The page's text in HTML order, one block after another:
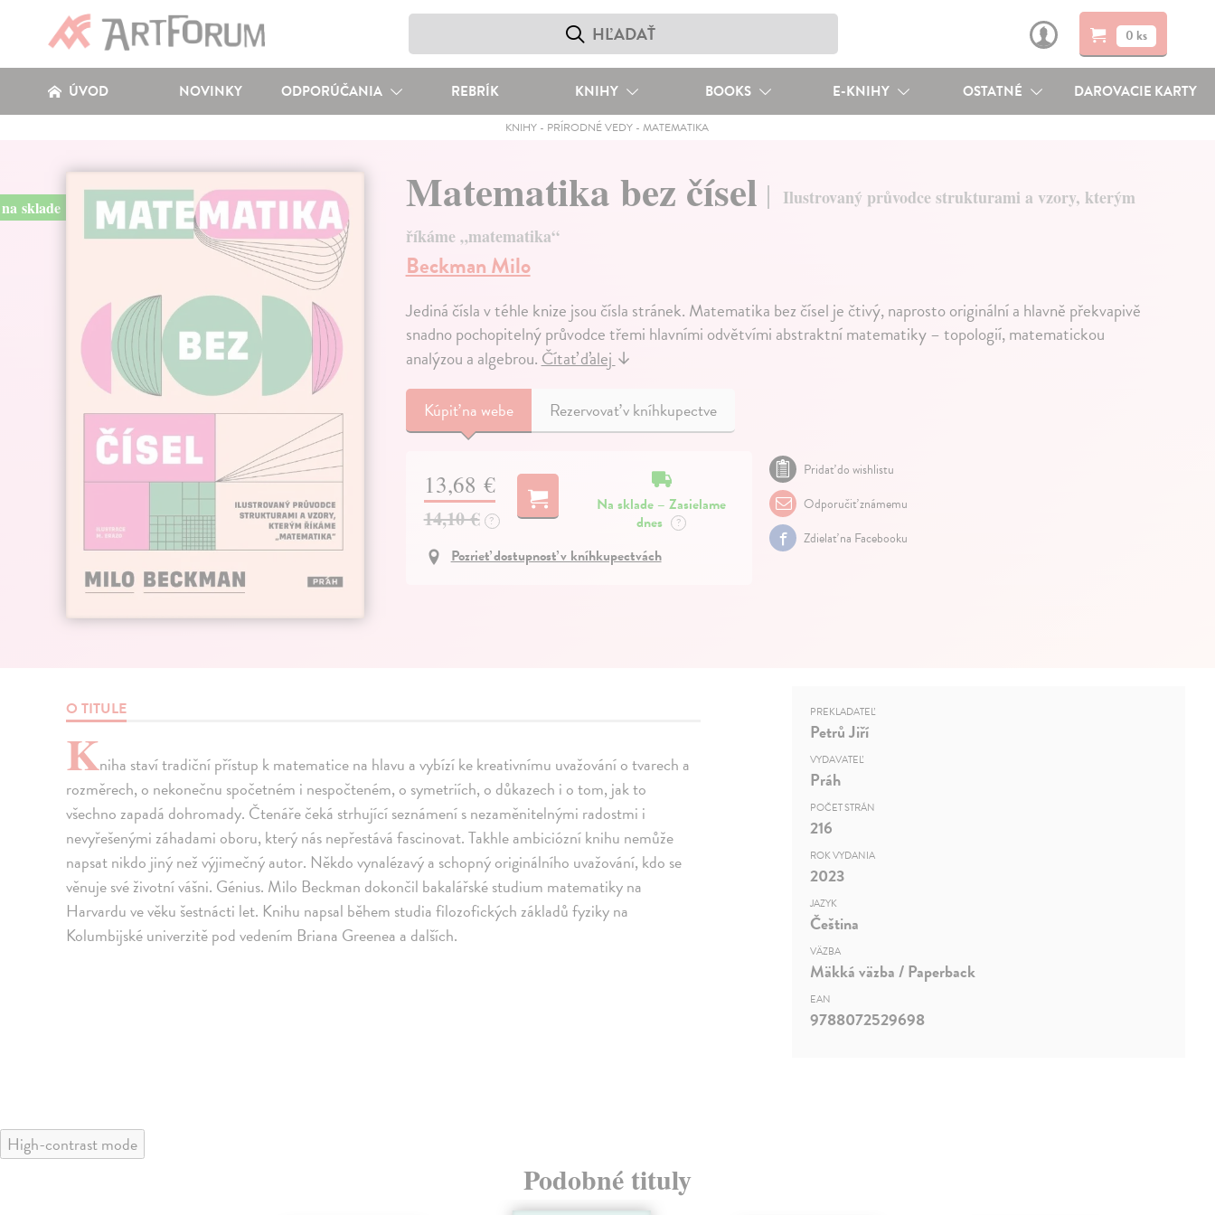
0 ks
ÚVOD NOVINKY ODPORÚČANIA REBRÍK KNIHY BOOKS E-KNIHY OSTATNÉ DAROVACIE KARTY
KNIHY - PRÍRODNÉ VEDY -MATEMATIKA
na sklade Matematika bez čísel
Ilustrovaný průvodce strukturami a vzory, kterým
říkáme „matematika“
Beckman Milo
Jediná čísla v téhle knize jsou čísla stránek. Matematika bez čísel je čtivý, naprosto originální a hlavně překvapivě
snadno pochopitelný průvodce třemi hlavními odvětvími abstraktní matematiky – topologií, matematickou
analýzou a algebrou.Čítať ďalej↓
Kúpiťna webe Rezervovať v kníhkupectve
13,68 €
14,10 € ?
Na sklade – Zasielame
dnes
?
Pozrieť dostupnosť v kníhkupectvách
Pridať do wishlistu
Odporučiť známemu
Zdielať na Facebooku
O TITULE
Kniha staví tradiční přístup k matematice na hlavu a vybízí ke kreativnímu uvažování o tvarech a
rozměrech, o nekonečnu spočetném i nespočteném, o symetriích, o důkazech i o tom, jak to
všechno zapadá dohromady. Čtenáře čeká strhující seznámení s nezaměnitelnými radostmi i
nevyřešenými záhadami oboru, který nás nepřestává fascinovat. Takhle ambiciózní knihu nemůže
napsat nikdo jiný než výjimečný autor. Někdo vynalézavý a schopný originálního uvažování, kdo se
věnuje své životní vášni. Génius. Milo Beckman dokončil bakalářské studium matematiky na
Harvardu ve věku šestnácti let. Knihu napsal během studia filozofických základů fyziky na
Kolumbijské univerzitě pod vedením Briana Greenea a dalších.
PREKLADATEĽ
Petrů Jiří
VYDAVATEĽ
Práh
POČET STRÁN
216
ROK VYDANIA
2023
JAZYK
Čeština
VÄZBA
Mäkká väzba / Paperback
EAN
9788072529698
High-contrast mode
Podobné tituly